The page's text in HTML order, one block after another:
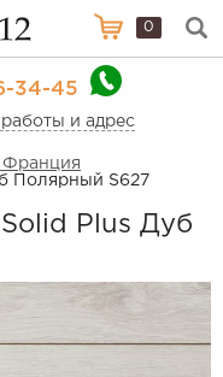
0
34-45
и адрес
Франция
Полярный S627
Plus Дуб